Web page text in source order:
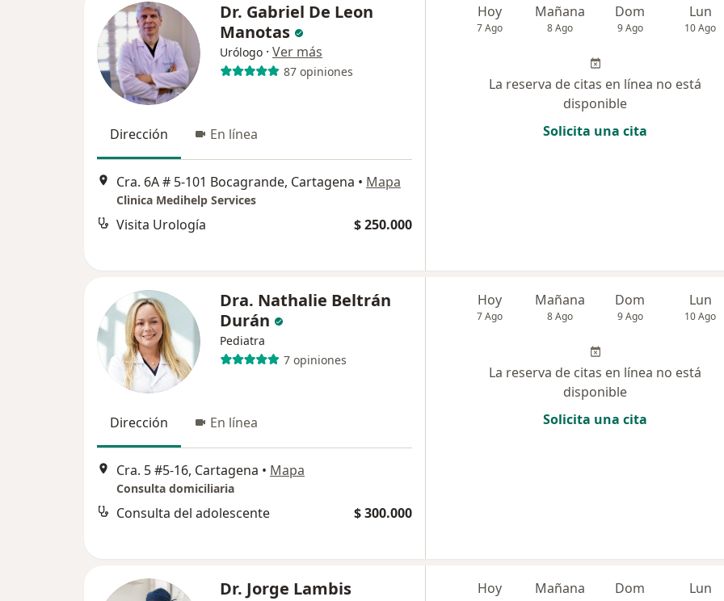
Dr. Gabriel De Leon
Manotas
Urólogo · Ver más
87 opiniones
Dirección En línea
Cra. 6A # 5-101 Bocagrande, Cartagena • Mapa
Clinica Medihelp Services
Visita Urología $ 250.000
Hoy
7 Ago
Mañana
8 Ago
Dom
9 Ago
Lun
10 Ago
La reserva de citas en línea no está
disponible
Solicita una cita
Dra. Nathalie Beltrán
Durán
Pediatra
7 opiniones
Dirección En línea
Cra. 5 #5-16, Cartagena • Mapa
Consulta domiciliaria
Consulta del adolescente $ 300.000
Hoy
7 Ago
Mañana
8 Ago
Dom
9 Ago
Lun
10 Ago
La reserva de citas en línea no está
disponible
Solicita una cita
Dr. Jorge Lambis
Hoy Mañana Dom Lun